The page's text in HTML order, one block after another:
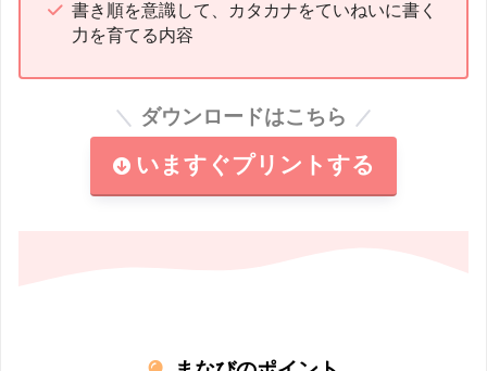
書き順を意識して、カタカナをていねいに書く
力を育てる内容
ダウンロードはこちら
いますぐプリントする